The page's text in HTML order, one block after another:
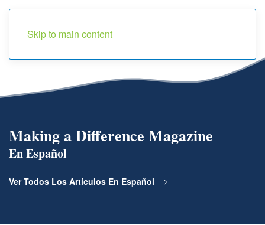
Skip to main content
Making a Difference Magazine
En Español
Ver Todos Los Artículos En Español